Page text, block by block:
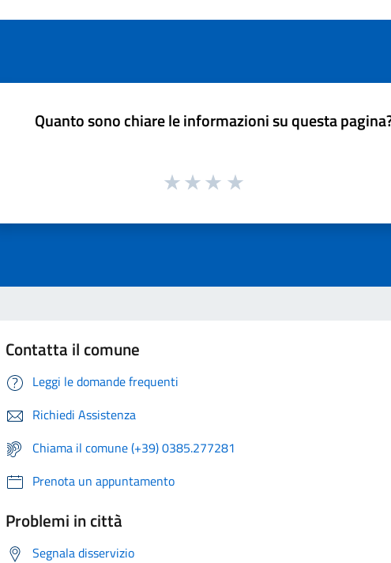
Quanto sono chiare le informazioni su questa
Contatta il comune
Leggi le domande frequenti
Richiedi Assistenza
Chiama il comune (+39) 0385.277281
Prenota un appuntamento
Problemi in città
Segnala disservizio